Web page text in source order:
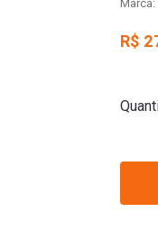
R$